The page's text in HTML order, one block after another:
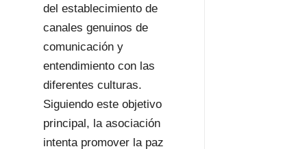
del establecimiento de
canales genuinos de
comunicación y
entendimiento con las
diferentes culturas.
Siguiendo este objetivo
principal, la asociación
intenta promover la paz